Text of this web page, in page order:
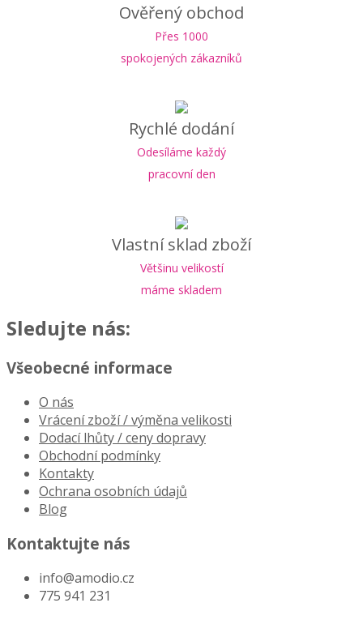
Ověřený obchod
Přes 1000
spokojených zákazníků
Rychlé dodání
Odesíláme každý
pracovní den
Vlastní sklad zboží
Většinu velikostí
máme skladem
Sledujte nás:
Všeobecné informace
O nás
Vrácení zboží / výměna velikosti
Dodací lhůty / ceny dopravy
Obchodní podmínky
Kontakty
Ochrana osobních údajů
Blog
Kontaktujte nás
info@amodio.cz
775 941 231